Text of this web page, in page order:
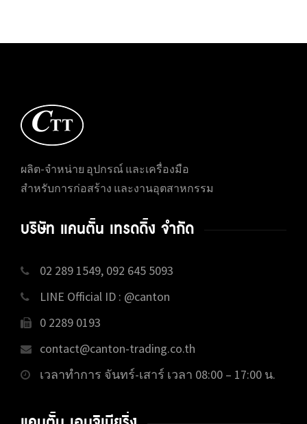
ผลิต-จำหน่าย อุปกรณ์ และเครื่องมือ
สำหรับการก่อสร้าง และงานอุตสาหกรรม
บริษัท แคนตั้น เทรดดิ้ง จำกัด
02 289 1549, 092 645 5093
LINE Official ID : @canton
0 2289 0193
contact@canton-trading.co.th
เวลาทำการ จันทร์-เสาร์ เวลา 08:00 – 17:00 น.